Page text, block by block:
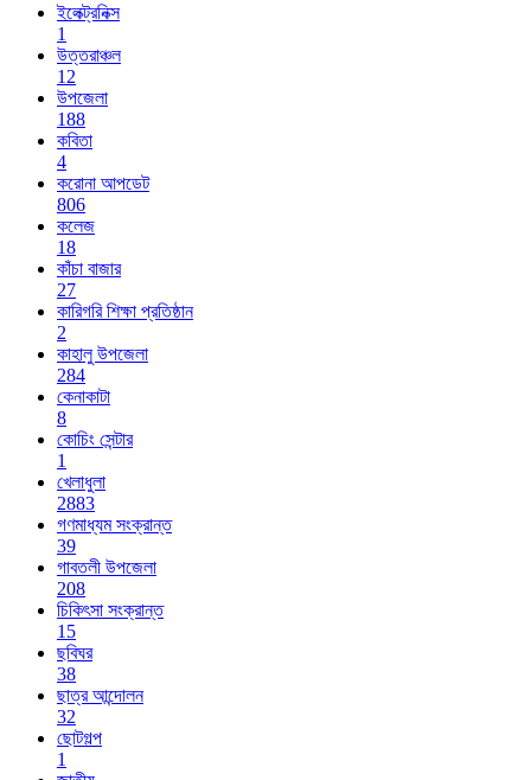
ইলেক্ট্রনিক্স
1
উত্তরাঞ্চল
12
উপজেলা
188
কবিতা
4
করোনা আপডেট
806
কলেজ
18
কাঁচা বাজার
27
কারিগরি শিক্ষা প্রতিষ্ঠান
2
কাহালু উপজেলা
284
কেনাকাটা
8
কোচিং সেন্টার
1
খেলাধুলা
2883
গণমাধ্যম সংক্রান্ত
39
গাবতলী উপজেলা
208
চিকিৎসা সংক্রান্ত
15
ছবিঘর
38
ছাত্র আন্দোলন
32
ছোটগল্প
1